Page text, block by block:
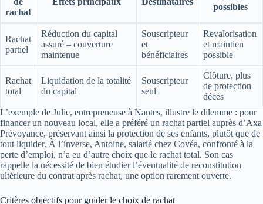
rachat
possibles
Rachat
partiel
Réduction du capital
assuré – couverture
maintenue
Souscripteur
et
bénéficiaires
Revalorisation
et maintien
possible
Rachat
total
Liquidation de la totalité
du capital
Souscripteur
seul
Clôture, plus
de protection
décès
L’exemple de Julie, entrepreneuse à Nantes, illustre le dilemme : pour
financer un nouveau local, elle a préféré un rachat partiel auprès d’Axa
Prévoyance, préservant ainsi la protection de ses enfants, plutôt que de
tout liquider. À l’inverse, Antoine, salarié chez Covéa, confronté à la
perte d’emploi, n’a eu d’autre choix que le rachat total. Son cas
rappelle la nécessité de bien étudier l’éventualité de reconstitution
ultérieure du contrat après rachat, une option rarement ouverte.
Critères objectifs pour guider le choix de rachat